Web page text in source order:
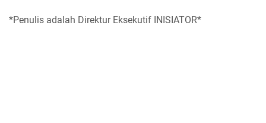
*Penulis adalah Direktur Eksekutif INISIATOR*